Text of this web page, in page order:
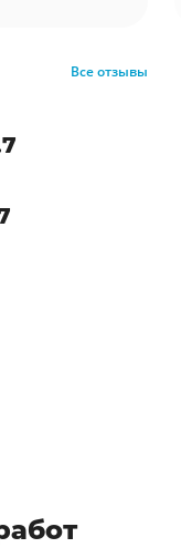
Все отзывы